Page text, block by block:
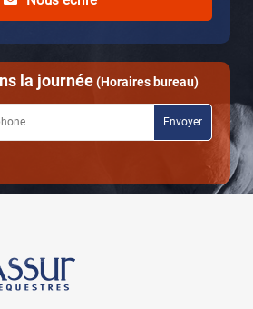
la journée(Horaires bureau)